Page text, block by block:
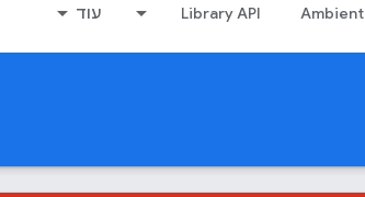
Ambient
Library API עוד